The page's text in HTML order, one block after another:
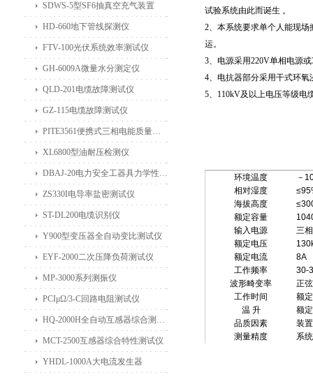
试验系统由此而诞生 。
2、本系统要求单个人能现
运。
3、电源采用220V单相电源
4、电抗器部分采用干式环
5、110kV及以上电压等级电
环境温度
－
相对湿度
海拔高度
额定容量
输入电源
三
额定电压
额定电流
8A
工作频率
30-
波形畸变率
正
工作时间
额
温 升
额
品质因素
装
测量精度
系
SDWS-5型SF6抽真空充气装置
HD-660地下管线探测仪
FTV-100光伏系统效率测试仪
GH-6009A微量水分测定仪
QLD-201电缆故障测试仪
GZ-115电缆故障测试仪
PITE3561便携式三相电能质量分析仪
XL6800型油耐压检测仪
DBAJ-20电力安全工器具力学性能试验机
ZS330I电导率盐密测试仪
ST-DL200电缆识别仪
Y900型变压器全自动变比测试仪
EYF-2000二次压降负荷测试仪
MP-3000系列测振仪
PCIμΩ/3-C回路电阻测试仪
HQ-2000H全自动互感器综合测试仪
MCT-2500互感器综合特性测试仪
YHDL-1000A大电流发生器